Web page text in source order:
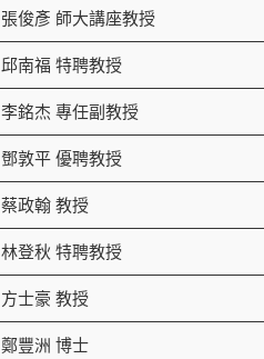
張俊彥 師大講座教授
邱南福 特聘教授
李銘杰 專任副教授
鄧敦平 優聘教授
蔡政翰 教授
林登秋 特聘教授
方士豪 教授
鄭豐洲 博士